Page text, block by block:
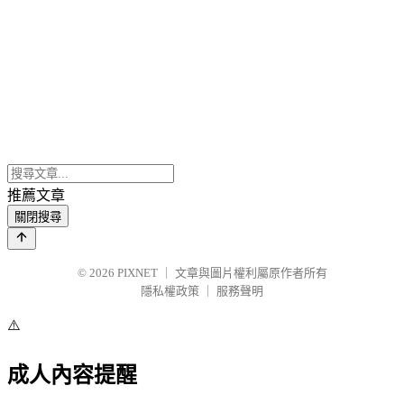
推薦文章
關閉搜尋
© 2026 PIXNET
文章與圖片權利屬原作者所有
隱私權政策
服務聲明
⚠️
成人內容提醒